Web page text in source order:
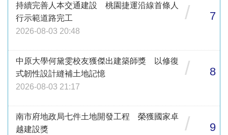
持續完善人本交通建設 桃園捷運沿線首條人
行示範道路完工
2026-08-03 20:48
/ 7
中原大學何黛雯校友獲傑出建築師獎 以修復
式韌性設計縫補土地記憶
2026-08-03 21:17
/ 8
南市府地政局七件土地開發工程 榮獲國家卓
越建設獎
/ 9